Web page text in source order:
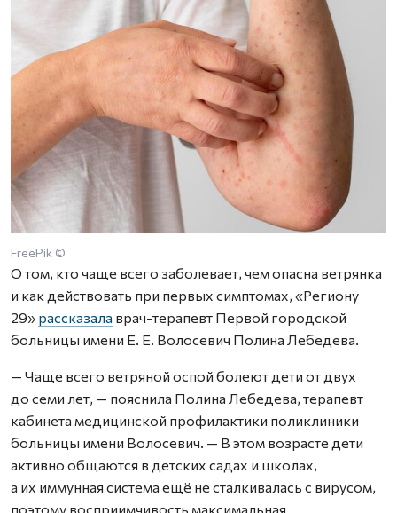
FreePik ©
О том, кто чаще всего заболевает, чем опасна ветрянка
и как действовать при первых симптомах, «Региону
29» рассказала врач-терапевт Первой городской
больницы имени Е. Е. Волосевич Полина Лебедева.
— Чаще всего ветряной оспой болеют дети от двух
до семи лет, — пояснила Полина Лебедева, терапевт
кабинета медицинской профилактики поликлиники
больницы имени Волосевич. — В этом возрасте дети
активно общаются в детских садах и школах,
а их иммунная система ещё не сталкивалась с вирусом,
поэтому восприимчивость максимальная.